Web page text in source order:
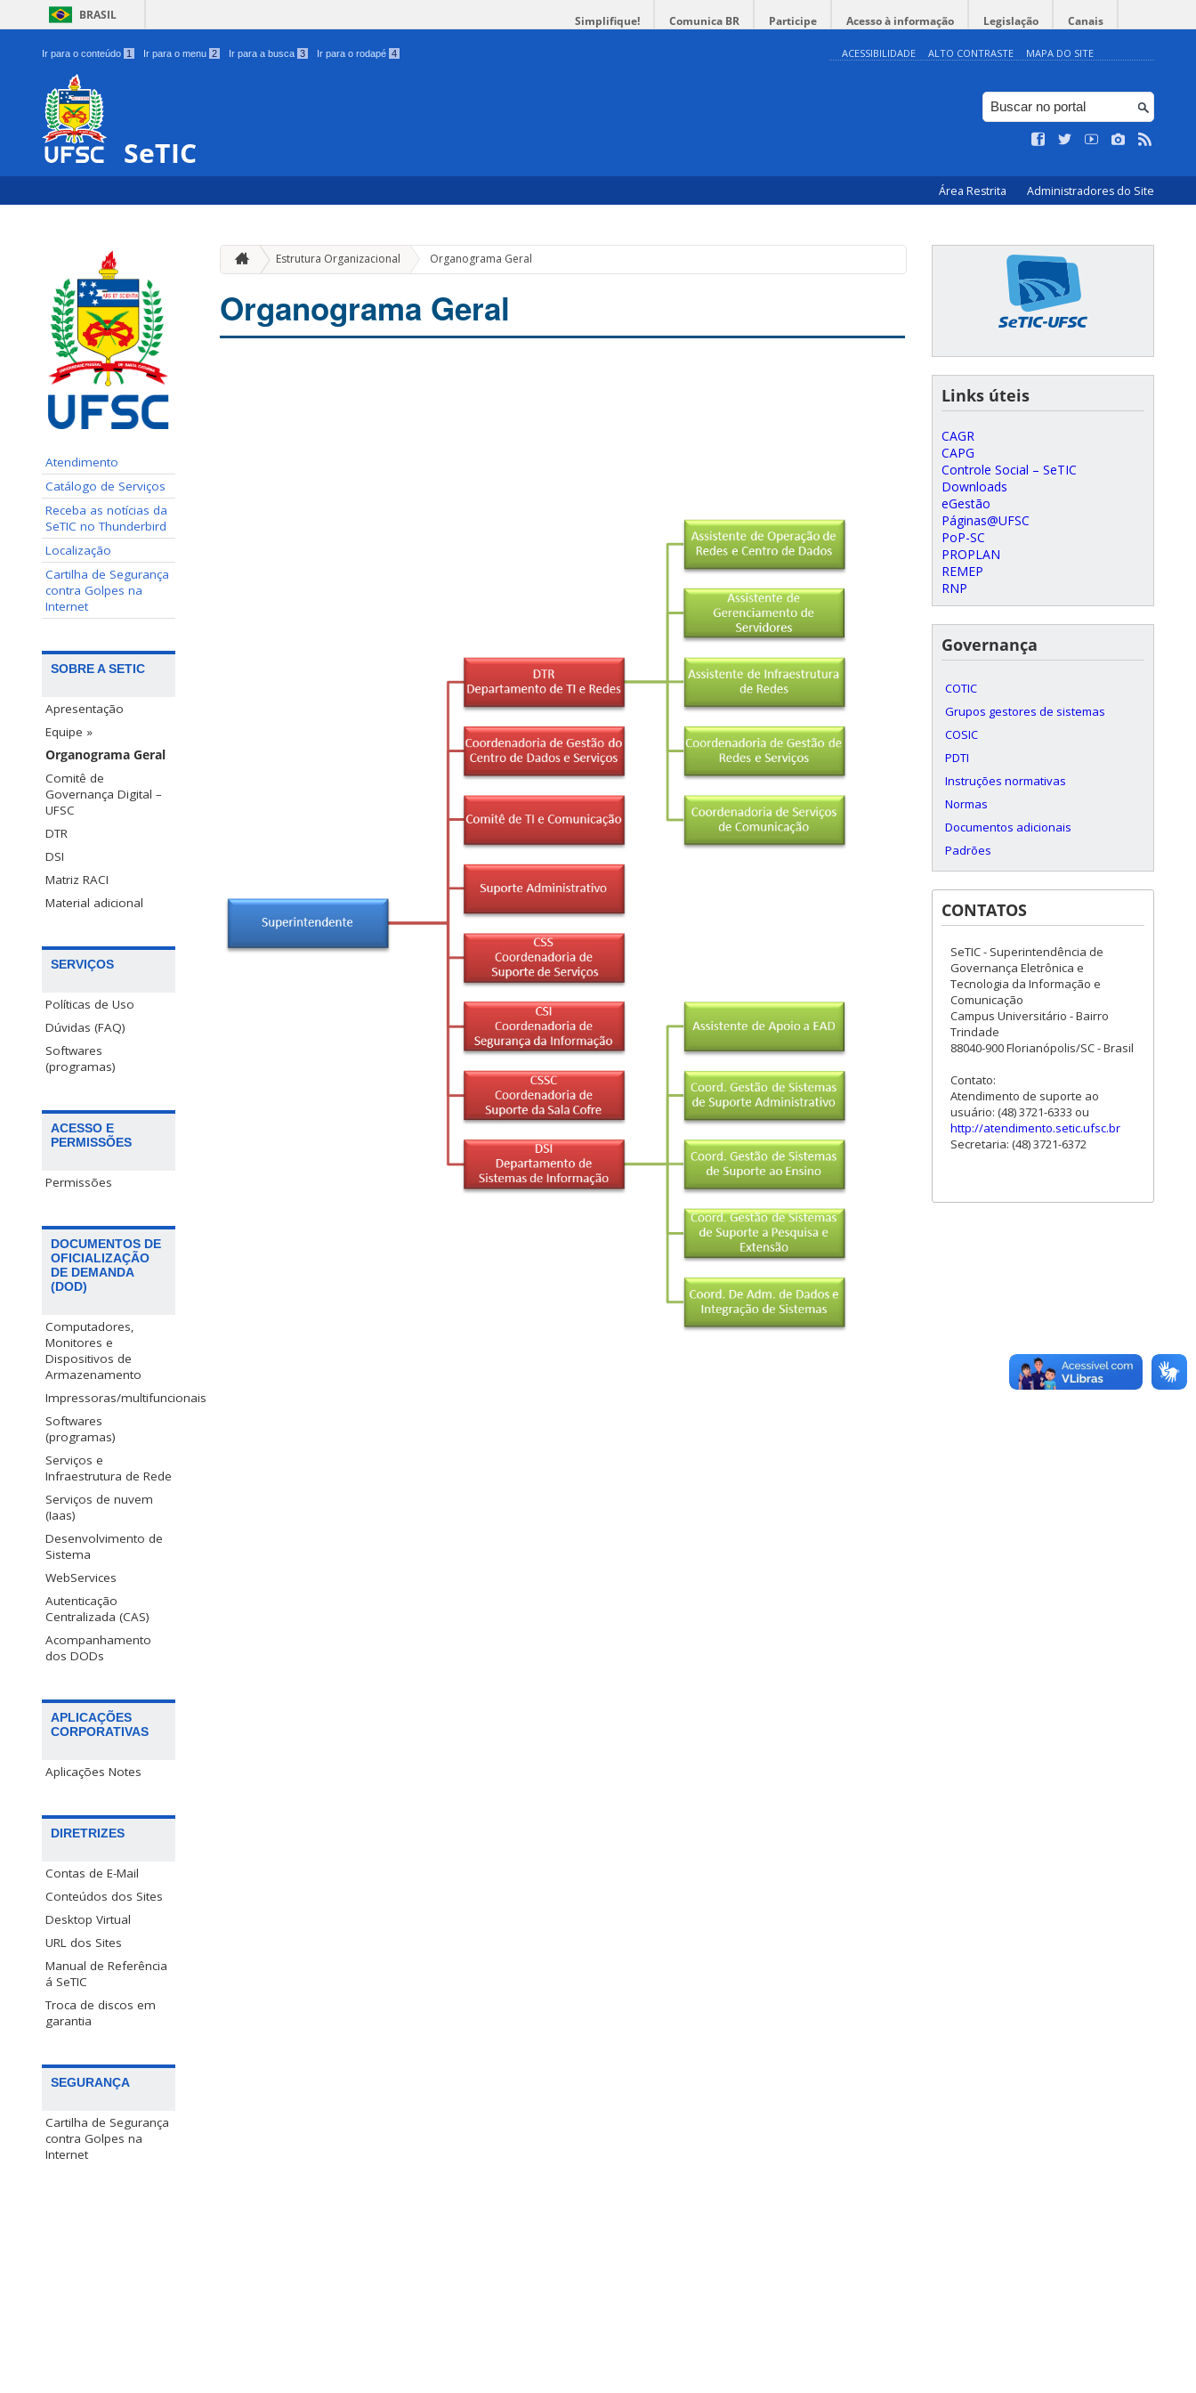
BRASIL Simplifique! Comunica BR Participe Acesso à informação Legislação Canais
Ir para o conteúdo 1 Ir para o menu 2 Ir para a busca 3 Ir para o rodapé 4 ACESSIBILIDADE ALTO CONTRASTE MAPA DO SITE
SeTIC
Área Restrita Administradores do Site
Atendimento
Catálogo de Serviços
Receba as notícias da
SeTIC no Thunderbird
Localização
Cartilha de Segurança
contra Golpes na
Internet
SOBRE A SETIC
Apresentação
Equipe »
Organograma Geral
Comitê de
Governança Digital –
UFSC
DTR
DSI
Matriz RACI
Material adicional
SERVIÇOS
Políticas de Uso
Dúvidas (FAQ)
Softwares
(programas)
ACESSO E
PERMISSÕES
Permissões
DOCUMENTOS DE
OFICIALIZAÇÃO
DE DEMANDA
(DOD)
Computadores,
Monitores e
Dispositivos de
Armazenamento
Impressoras/multifuncionais
Softwares
(programas)
Serviços e
Infraestrutura de Rede
Serviços de nuvem
(Iaas)
Desenvolvimento de
Sistema
WebServices
Autenticação
Centralizada (CAS)
Acompanhamento
dos DODs
APLICAÇÕES
CORPORATIVAS
Aplicações Notes
DIRETRIZES
Contas de E-Mail
Conteúdos dos Sites
Desktop Virtual
URL dos Sites
Manual de Referência
á SeTIC
Troca de discos em
garantia
SEGURANÇA
Cartilha de Segurança
contra Golpes na
Internet
Estrutura Organizacional Organograma Geral
Organograma Geral
Links úteis
CAGR
CAPG
Controle Social – SeTIC
Downloads
eGestão
Páginas@UFSC
PoP-SC
PROPLAN
REMEP
RNP
Governança
COTIC
Grupos gestores de sistemas
COSIC
PDTI
Instruções normativas
Normas
Documentos adicionais
Padrões
CONTATOS
SeTIC - Superintendência de
Governança Eletrônica e
Tecnologia da Informação e
Comunicação
Campus Universitário - Bairro
Trindade
88040-900 Florianópolis/SC - Brasil
Contato:
Atendimento de suporte ao
usuário: (48) 3721-6333 ou
http://atendimento.setic.ufsc.br
Secretaria: (48) 3721-6372